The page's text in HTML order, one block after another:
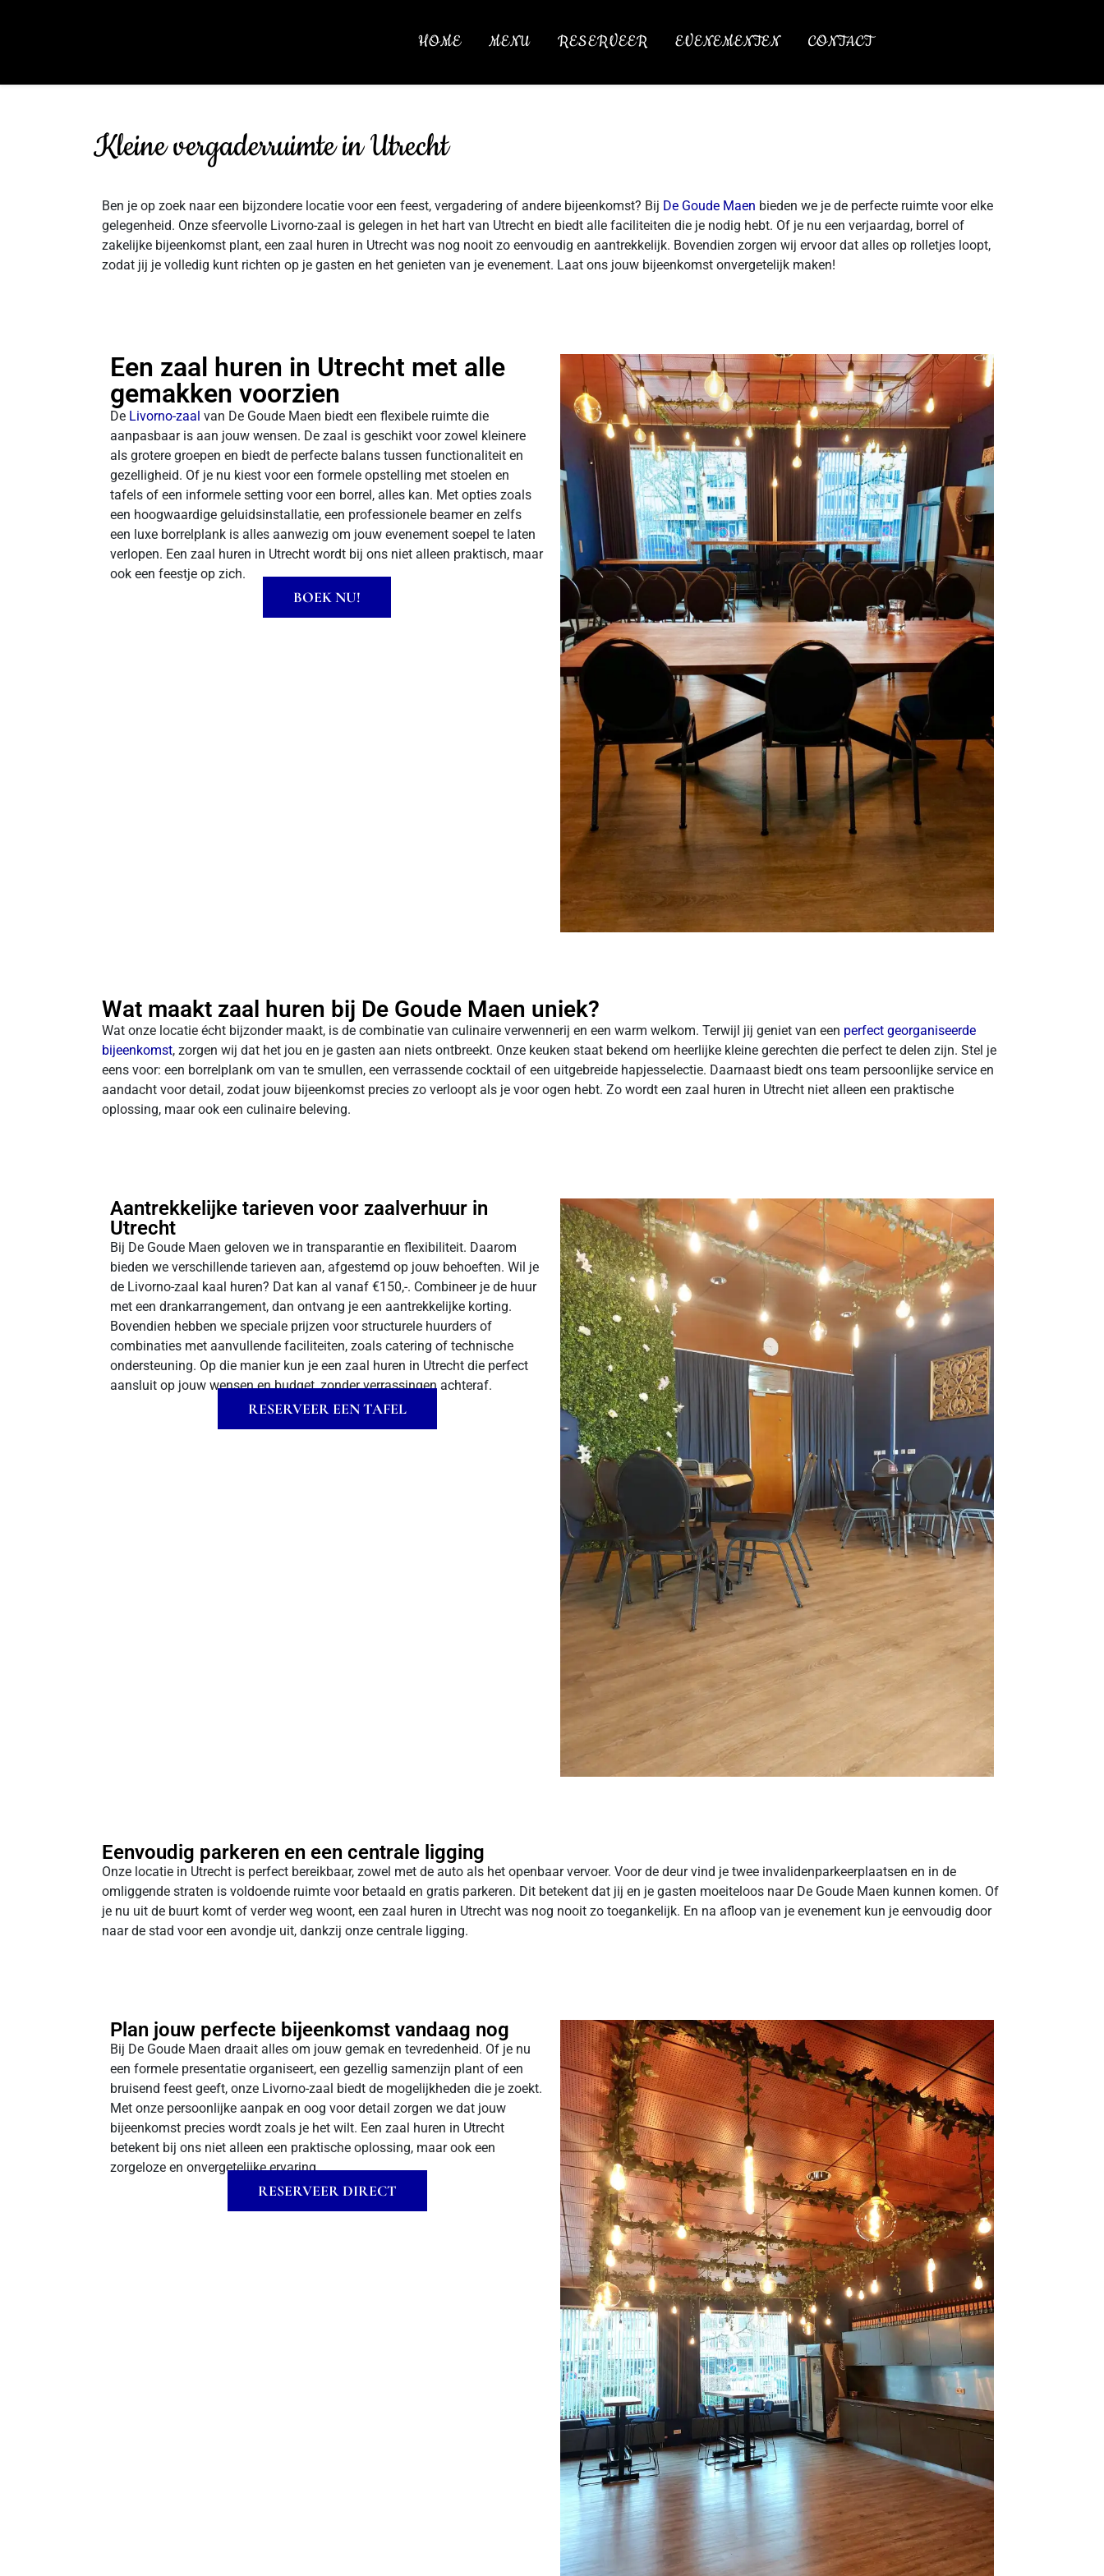
HOME MENU RESERVEER EVENEMENTEN CONTACT
Kleine vergaderruimte in Utrecht
Ben je op zoek naar een bijzondere locatie voor een feest, vergadering of andere bijeenkomst? Bij De Goude Maen bieden we je de perfecte ruimte voor elke
gelegenheid. Onze sfeervolle Livorno-zaal is gelegen in het hart van Utrecht en biedt alle faciliteiten die je nodig hebt. Of je nu een verjaardag, borrel of
zakelijke bijeenkomst plant, een zaal huren in Utrecht was nog nooit zo eenvoudig en aantrekkelijk. Bovendien zorgen wij ervoor dat alles op rolletjes loopt,
zodat jij je volledig kunt richten op je gasten en het genieten van je evenement. Laat ons jouw bijeenkomst onvergetelijk maken!
Een zaal huren in Utrecht met alle
gemakken voorzien
De Livorno-zaal van De Goude Maen biedt een flexibele ruimte die
aanpasbaar is aan jouw wensen. De zaal is geschikt voor zowel kleinere
als grotere groepen en biedt de perfecte balans tussen functionaliteit en
gezelligheid. Of je nu kiest voor een formele opstelling met stoelen en
tafels of een informele setting voor een borrel, alles kan. Met opties zoals
een hoogwaardige geluidsinstallatie, een professionele beamer en zelfs
een luxe borrelplank is alles aanwezig om jouw evenement soepel te laten
verlopen. Een zaal huren in Utrecht wordt bij ons niet alleen praktisch, maar
ook een feestje op zich.
BOEK NU!
Wat maakt zaal huren bij De Goude Maen uniek?
Wat onze locatie écht bijzonder maakt, is de combinatie van culinaire verwennerij en een warm welkom. Terwijl jij geniet van een perfect georganiseerde
bijeenkomst, zorgen wij dat het jou en je gasten aan niets ontbreekt. Onze keuken staat bekend om heerlijke kleine gerechten die perfect te delen zijn. Stel je
eens voor: een borrelplank om van te smullen, een verrassende cocktail of een uitgebreide hapjesselectie. Daarnaast biedt ons team persoonlijke service en
aandacht voor detail, zodat jouw bijeenkomst precies zo verloopt als je voor ogen hebt. Zo wordt een zaal huren in Utrecht niet alleen een praktische
oplossing, maar ook een culinaire beleving.
Aantrekkelijke tarieven voor zaalverhuur in
Utrecht
Bij De Goude Maen geloven we in transparantie en flexibiliteit. Daarom
bieden we verschillende tarieven aan, afgestemd op jouw behoeften. Wil je
de Livorno-zaal kaal huren? Dat kan al vanaf €150,-. Combineer je de huur
met een drankarrangement, dan ontvang je een aantrekkelijke korting.
Bovendien hebben we speciale prijzen voor structurele huurders of
combinaties met aanvullende faciliteiten, zoals catering of technische
ondersteuning. Op die manier kun je een zaal huren in Utrecht die perfect
aansluit op jouw wensen en budget, zonder verrassingen achteraf.
RESERVEER EEN TAFEL
Eenvoudig parkeren en een centrale ligging
Onze locatie in Utrecht is perfect bereikbaar, zowel met de auto als het openbaar vervoer. Voor de deur vind je twee invalidenparkeerplaatsen en in de
omliggende straten is voldoende ruimte voor betaald en gratis parkeren. Dit betekent dat jij en je gasten moeiteloos naar De Goude Maen kunnen komen. Of
je nu uit de buurt komt of verder weg woont, een zaal huren in Utrecht was nog nooit zo toegankelijk. En na afloop van je evenement kun je eenvoudig door
naar de stad voor een avondje uit, dankzij onze centrale ligging.
Plan jouw perfecte bijeenkomst vandaag nog
Bij De Goude Maen draait alles om jouw gemak en tevredenheid. Of je nu
een formele presentatie organiseert, een gezellig samenzijn plant of een
bruisend feest geeft, onze Livorno-zaal biedt de mogelijkheden die je zoekt.
Met onze persoonlijke aanpak en oog voor detail zorgen we dat jouw
bijeenkomst precies wordt zoals je het wilt. Een zaal huren in Utrecht
betekent bij ons niet alleen een praktische oplossing, maar ook een
zorgeloze en onvergetelijke ervaring.
RESERVEER DIRECT